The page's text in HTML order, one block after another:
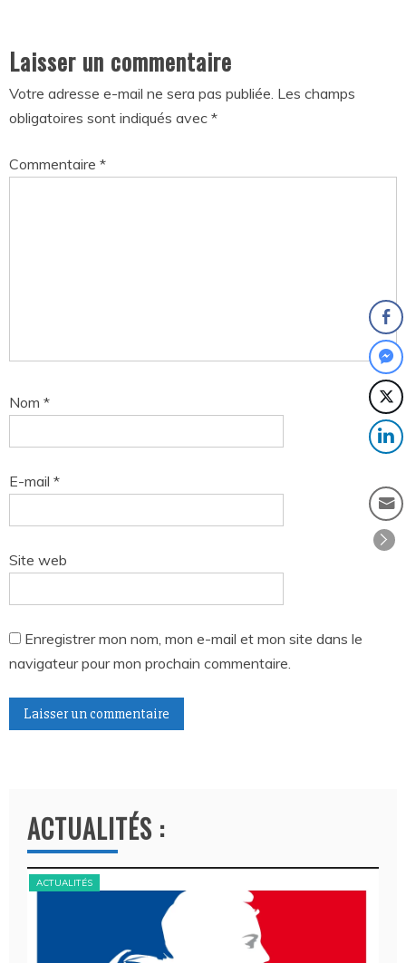
Laisser un commentaire
Votre adresse e-mail ne sera pas publiée. Les champs
obligatoires sont indiqués avec *
Commentaire *
Nom *
E-mail *
Site web
Enregistrer mon nom, mon e-mail et mon site dans le
navigateur pour mon prochain commentaire.
ACTUALITÉS :
ACTUALITÉS